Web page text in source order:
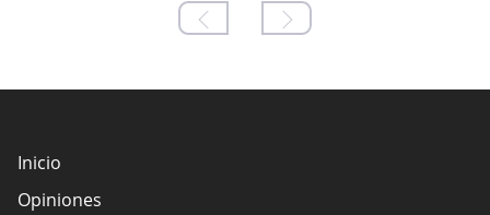
Inicio
Opiniones